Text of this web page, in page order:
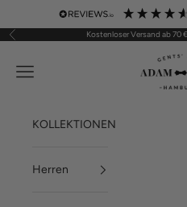
Zum Inhalt springen
Zurück Kostenloser Versand ab 70
ADAM
Menü
KOLLEKTIONEN
Herren